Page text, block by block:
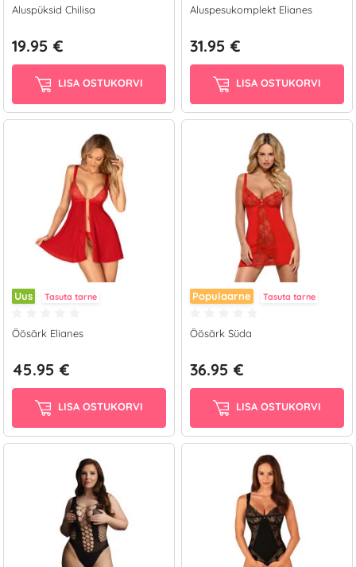
Aluspüksid Chilisa
19.95 €
LISA OSTUKORVI
Aluspesukomplekt Elianes
31.95 €
LISA OSTUKORVI
Uus Tasuta tarne
Öösärk Elianes
45.95 €
LISA OSTUKORVI
Populaarne Tasuta tarne
Öösärk Süda
36.95 €
LISA OSTUKORVI